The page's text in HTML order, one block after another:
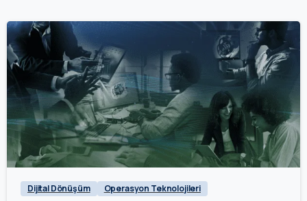
0
Dijital Dönüşüm Operasyon Teknolojileri